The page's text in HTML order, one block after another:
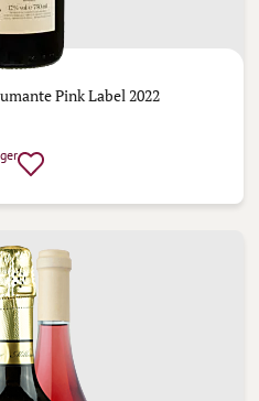
Pink Label 2022